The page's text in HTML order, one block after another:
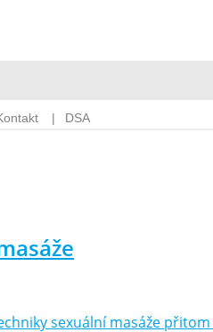
sexuální masáže